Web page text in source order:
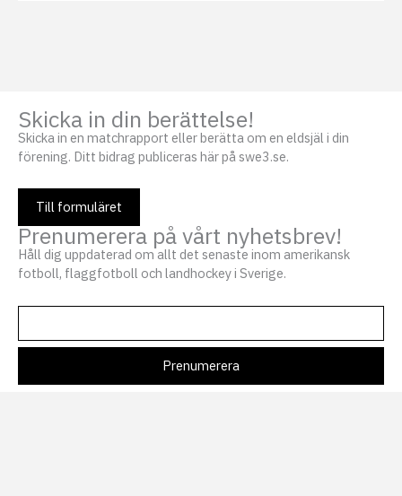
Skicka in din berättelse!
Skicka in en matchrapport eller berätta om en eldsjäl i din
förening. Ditt bidrag publiceras här på swe3.se.
Till formuläret
Prenumerera på vårt nyhetsbrev!
Håll dig uppdaterad om allt det senaste inom amerikansk
fotboll, flaggfotboll och landhockey i Sverige.